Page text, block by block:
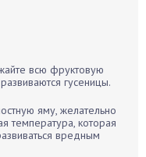
всю фруктовую
гусеницы.
яму, желательно
температура, которая
вредным